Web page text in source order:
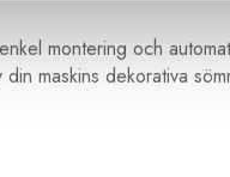
montering och
maskins dekorativa